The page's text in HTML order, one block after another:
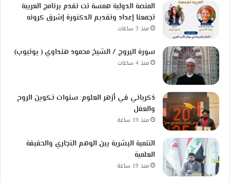
المنصة الدولية همسة نت تقدم برنامج العربية
تجمعنا إعداد وتقديم الدكتورة إشرق كرونه
منذ 3 ساعات
سورة البروج / الشيخ محمود هنداوي ( يوتيوب)
منذ 4 ساعات
ذكرياتي في أزهر العلوم: سنوات تكوين الروح
والعقل
منذ 19 ساعة
التنمية البشرية بين الوهم التجاري والحقيقة
العلمية
منذ 19 ساعة